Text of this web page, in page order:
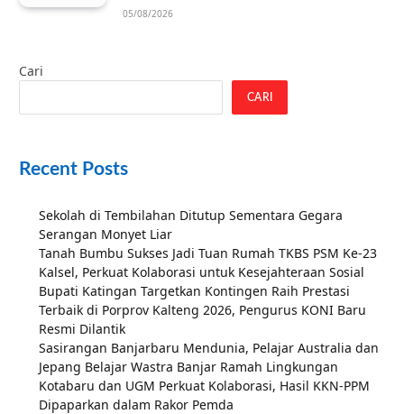
05/08/2026
Cari
CARI
Recent Posts
Sekolah di Tembilahan Ditutup Sementara Gegara
Serangan Monyet Liar
Tanah Bumbu Sukses Jadi Tuan Rumah TKBS PSM Ke-23
Kalsel, Perkuat Kolaborasi untuk Kesejahteraan Sosial
Bupati Katingan Targetkan Kontingen Raih Prestasi
Terbaik di Porprov Kalteng 2026, Pengurus KONI Baru
Resmi Dilantik
Sasirangan Banjarbaru Mendunia, Pelajar Australia dan
Jepang Belajar Wastra Banjar Ramah Lingkungan
Kotabaru dan UGM Perkuat Kolaborasi, Hasil KKN-PPM
Dipaparkan dalam Rakor Pemda